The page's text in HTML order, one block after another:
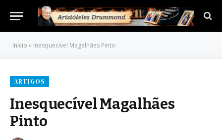
Início » Inesquecível Magalhães Pinto
ARTIGOS
Inesquecível Magalhães
Pinto